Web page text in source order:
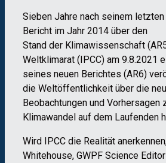
Sieben Jahre nach seinem letzten
Bericht im Jahr 2014 über den
Stand der Klimawissenschaft
Weltklimarat (IPCC) am 9.8.2021
seines neuen Berichtes (AR6)
die Weltöffentlichkeit über die
Beobachtungen und Vorhersagen
Klimawandel auf dem Laufenden
Wird IPCC die Realität
Whitehouse, GWPF Science